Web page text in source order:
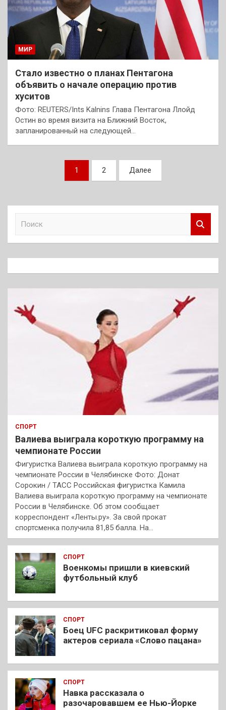
МИР
Стало известно о планах Пентагона
объявить о начале операцию против
хуситов
Фото: REUTERS/Ints Kalnins Глава Пентагона Ллойд
Остин во время визита на Ближний Восток,
запланированный на следующей…
1 2 Далее
к
СПОРТ
Валиева выиграла короткую программу на
чемпионате России
Фигуристка Валиева выиграла короткую программу на
чемпионате России в Челябинске Фото: Донат
Сорокин / ТАСС Российская фигуристка Камила
Валиева выиграла короткую программу на чемпионате
России в Челябинске. Об этом сообщает
корреспондент «Ленты.ру». За свой прокат
спортсменка получила 81,85 балла. На…
СПОРТ
Военкомы пришли в киевский
футбольный клуб
СПОРТ
Боец UFC раскритиковал форму
актеров сериала «Слово пацана»
СПОРТ
Навка рассказала о
разочаровавшем ее Нью-Йорке